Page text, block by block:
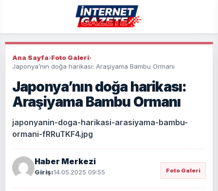
Ana Sayfa›Foto Galeri›
Japonya’nın doğa harikası: Araşiyama Bambu Ormanı
Japonya’nın doğa harikası:
Araşiyama Bambu Ormanı
japonyanin-doga-harikasi-arasiyama-bambu-
ormani-fRRuTKF4.jpg
Haber Merkezi
Giriş:14.05.2025 09:55 Foto Galeri